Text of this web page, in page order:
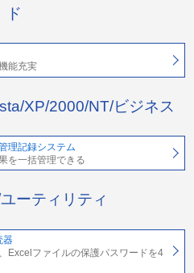
ド
能充実
XP/2000/NT/ビジネス
理記録システム
を一括管理できる
ーティリティ
器
Excelファイルの保護パスワードを4